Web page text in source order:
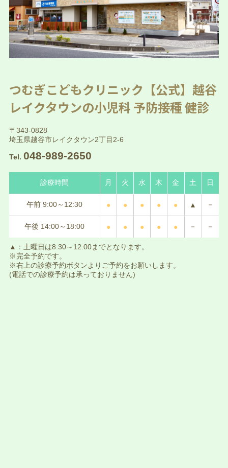
つむぎこどもクリニック【公式】越谷
レイクタウンの小児科 予防接種 健診
〒343-0828
埼玉県越谷市レイクタウン2丁目2-6
Tel. 048-989-2650
診療時間 月 火 水 木 金 土 日
午前 9:00～12:30 ● ● ● ● ● ▲ －
午後 14:00～18:00 ● ● ● ● ● － －
▲：土曜日は8:30～12:00までとなります。
※完全予約です。
※右上の診療予約ボタンよりご予約をお願いします。
(電話での診療予約は承っておりません)